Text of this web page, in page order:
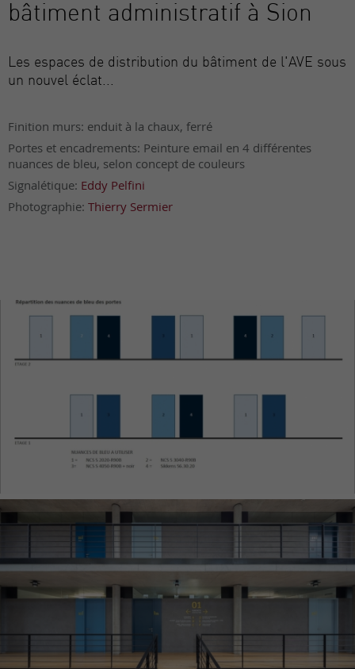
bâtiment administratif à Sion
Les espaces de distribution du bâtiment de l'AVE sous
un nouvel éclat...
Finition murs: enduit à la chaux, ferré
Portes et encadrements: Peinture email en 4 différentes
nuances de bleu, selon concept de couleurs
Signalétique: Eddy Pelfini
Photographie: Thierry Sermier